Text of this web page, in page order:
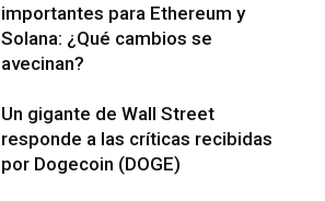
importantes para Ethereum y
Solana: ¿Qué cambios se
avecinan?
Un gigante de Wall Street
responde a las críticas recibidas
por Dogecoin (DOGE)